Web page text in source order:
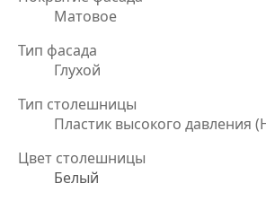
Матовое
Тип фасада
Глухой
Тип столешницы
Пластик высокого давления
Цвет столешницы
Белый